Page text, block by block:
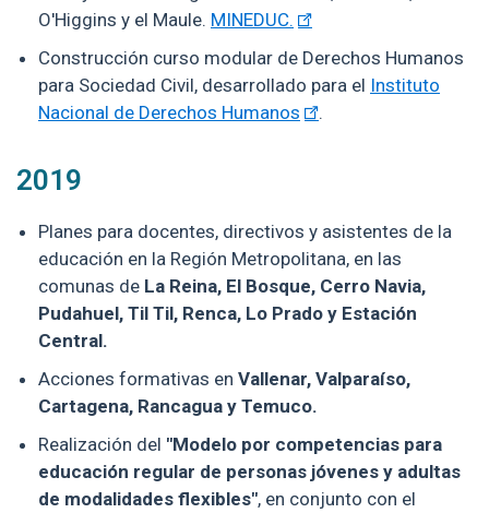
O'Higgins y el Maule. MINEDUC.
Construcción curso modular de Derechos Humanos
para Sociedad Civil, desarrollado para el Instituto
Nacional de Derechos Humanos
.
2019
Planes para docentes, directivos y asistentes de la
educación en la Región Metropolitana, en las
comunas de La Reina, El Bosque, Cerro Navia,
Pudahuel, Til Til, Renca, Lo Prado y Estación
Central.
Acciones formativas en Vallenar, Valparaíso,
Cartagena, Rancagua y Temuco.
Realización del "Modelo por competencias para
educación regular de personas jóvenes y adultas
de modalidades flexibles", en conjunto con el